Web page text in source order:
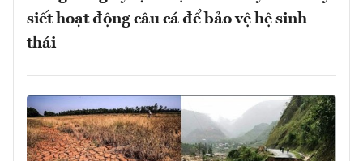
siết hoạt động câu cá để bảo vệ hệ sinh
thái